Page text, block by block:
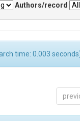
Authors/record
time: 0.003